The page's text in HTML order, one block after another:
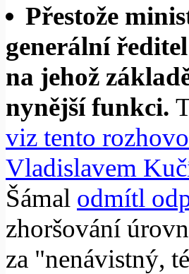
Přestože
generální
na jehož
nynější funkci.
viz tento
Vladislavem
Šámal odmítl
zhoršování
za "nenávistný,